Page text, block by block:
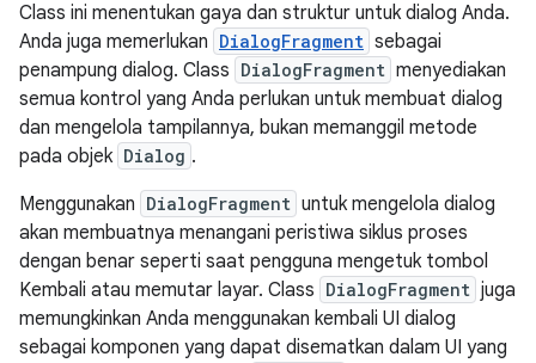
Class ini menentukan gaya dan struktur untuk dialog Anda.
Anda juga memerlukan DialogFragment sebagai
penampung dialog. Class DialogFragment menyediakan
semua kontrol yang Anda perlukan untuk membuat dialog
dan mengelola tampilannya, bukan memanggil metode
pada objek Dialog .
Menggunakan DialogFragment untuk mengelola dialog
akan membuatnya menangani peristiwa siklus proses
dengan benar seperti saat pengguna mengetuk tombol
Kembali atau memutar layar. Class DialogFragment juga
memungkinkan Anda menggunakan kembali UI dialog
sebagai komponen yang dapat disematkan dalam UI yang